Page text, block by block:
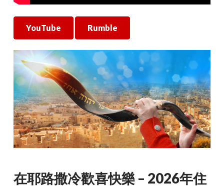
YouTube Rumble
在耶路撒冷歡喜快樂 – 2026年住